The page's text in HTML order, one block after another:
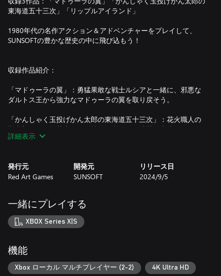
東海道五十三次」「リップルアイランド」
1980年代の名作アクション＆アドベンチャーをプレイして、
SUNSOFTの豊かな歴史の中に飛び込もう！
収録作品紹介：
「マドゥーラの翼」：勇猛果敢な戦士ルシアと一緒に、邪悪な
ダルトス王から強力なマドゥーラの翼を取り戻そう。
「かんしゃく玉投げかん太郎の東海道五十三次」：花火職人の
勘太郎として、花火細工の技術を利用して武器を密造しようと
する悪の商人たちを阻止せよ！
て、ドテーラ王の呼びかけに応え、極悪非道な皇帝ゲロゲール
との戦いに挑もう。
全3タイトルすべてに全く新しいローカライゼーションが施さ
れ、複数の利便性向上（QoL）機能が追加。現代のゲーマーに
とってより快適で、プレイしやすいゲームプレイ環境に。
特徴：
-全3タイトルの英語ローカライズ
詳細表示
発行元
Red Art Games
開発元
SUNSOFT
リリース日
2024/9/5
一緒にプレイする
XBOX Series X|S
機能
Xbox ローカル マルチプレイヤー (2-2) 4K Ultra HD